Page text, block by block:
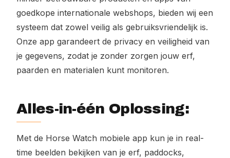
goedkope internationale webshops, bieden wij een
systeem dat zowel veilig als gebruiksvriendelijk is.
Onze app garandeert de privacy en veiligheid van
je gegevens, zodat je zonder zorgen jouw erf,
paarden en materialen kunt monitoren.
Alles-in-één Oplossing:
Met de Horse Watch mobiele app kun je in real-
time beelden bekijken van je erf, paddocks,